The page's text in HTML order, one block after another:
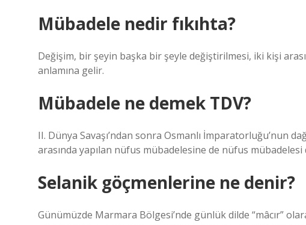
Mübadele nedir fıkıhta?
Değişim, bir şeyin başka bir şeyle değiştirilmesi, iki kişi
anlamına gelir.
Mübadele ne demek TDV?
II. Dünya Savaşı’ndan sonra Osmanlı İmparatorluğu’nun
arasında yapılan nüfus mübadelesine de nüfus
Selanik göçmenlerine ne denir?
Günümüzde Marmara Bölgesi’nde günlük dilde “mâcır”